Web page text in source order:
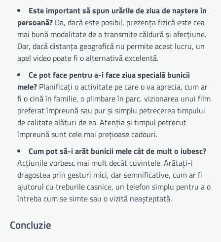
Este important să spun urările de ziua de naștere în
persoană? Da, dacă este posibil, prezența fizică este cea
mai bună modalitate de a transmite căldură și afecțiune.
Dar, dacă distanța geografică nu permite acest lucru, un
apel video poate fi o alternativă excelentă.
Ce pot face pentru a-i face ziua specială bunicii
mele? Planificați o activitate pe care o va aprecia, cum ar
fi o cină în familie, o plimbare în parc, vizionarea unui film
preferat împreună sau pur și simplu petrecerea timpului
de calitate alături de ea. Atenția și timpul petrecut
împreună sunt cele mai prețioase cadouri.
Cum pot să-i arăt bunicii mele cât de mult o iubesc?
Acțiunile vorbesc mai mult decât cuvintele. Arătați-i
dragostea prin gesturi mici, dar semnificative, cum ar fi
ajutorul cu treburile casnice, un telefon simplu pentru a o
întreba cum se simte sau o vizită neașteptată.
Concluzie